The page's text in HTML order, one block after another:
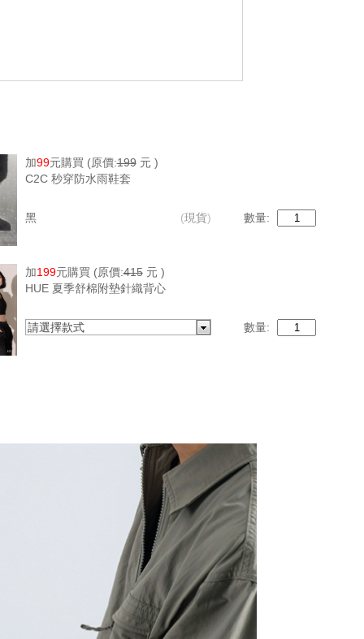
加99元購買 (原價:199元 )
C2C 秒穿防水雨鞋套
黑 (現貨) 數量:
加199元購買 (原價:415元 )
HUE 夏季舒棉附墊針織背心
請選擇款式 數量: